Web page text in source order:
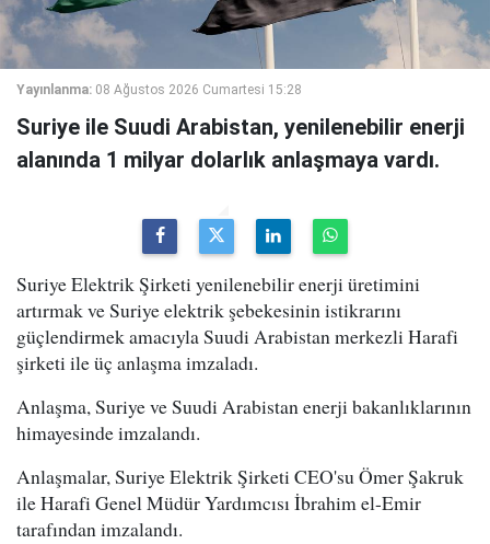
Yayınlanma: 08 Ağustos 2026 Cumartesi 15:28
Suriye ile Suudi Arabistan, yenilenebilir enerji
alanında 1 milyar dolarlık anlaşmaya vardı.
Suriye Elektrik Şirketi yenilenebilir enerji üretimini
artırmak ve Suriye elektrik şebekesinin istikrarını
güçlendirmek amacıyla Suudi Arabistan merkezli Harafi
şirketi ile üç anlaşma imzaladı.
Anlaşma, Suriye ve Suudi Arabistan enerji bakanlıklarının
himayesinde imzalandı.
Anlaşmalar, Suriye Elektrik Şirketi CEO'su Ömer Şakruk
ile Harafi Genel Müdür Yardımcısı İbrahim el-Emir
tarafından imzalandı.